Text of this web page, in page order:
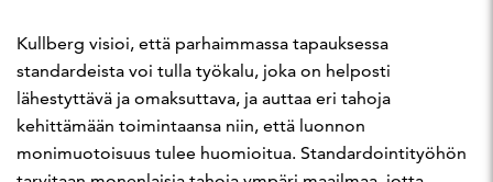
Kullberg visioi, että parhaimmassa tapauksessa
standardeista voi tulla työkalu, joka on helposti
lähestyttävä ja omaksuttava, ja auttaa eri tahoja
kehittämään toimintaansa niin, että luonnon
monimuotoisuus tulee huomioitua. Standardointityöhön